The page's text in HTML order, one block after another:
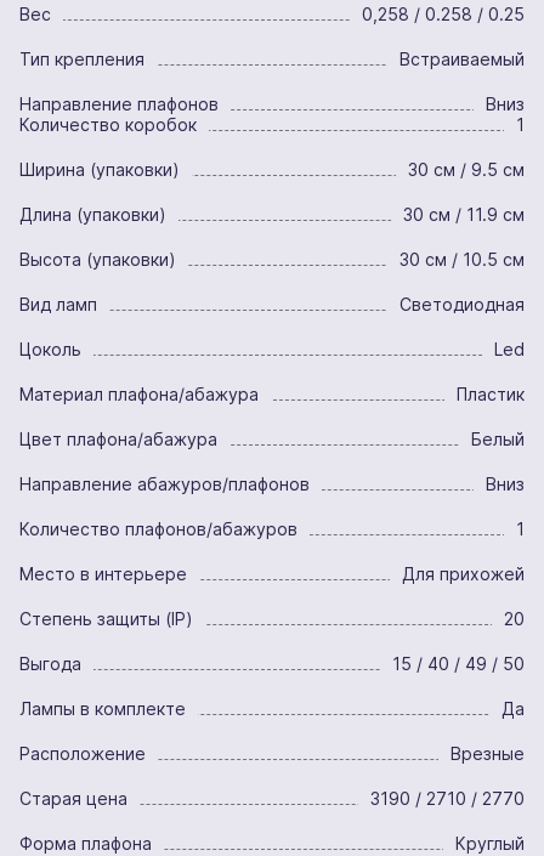
Вес 0,258 / 0.258 / 0.25
Тип крепления Встраиваемый
Направление плафонов
Вниз
Количество коробок
1
Ширина (упаковки) 30 см / 9.5 см
Длина (упаковки) 30 см / 11.9 см
Высота (упаковки) 30 см / 10.5 см
Вид ламп Светодиодная
Цоколь Led
Материал плафона/абажура Пластик
Цвет плафона/абажура Белый
Направление абажуров/плафонов Вниз
Количество плафонов/абажуров 1
Место в интерьере Для прихожей
Степень защиты (IP) 20
Выгода 15 / 40 / 49 / 50
Лампы в комплекте Да
Расположение Врезные
Старая цена 3190 / 2710 / 2770
Форма плафона Круглый